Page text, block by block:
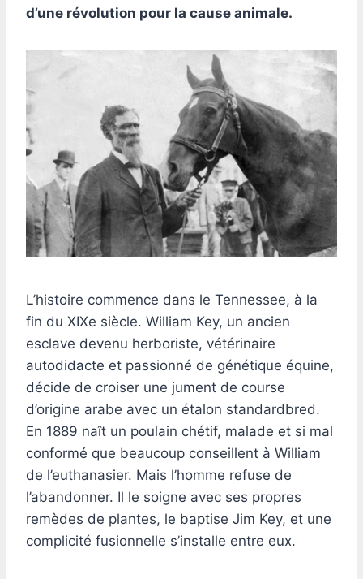
d’une révolution pour la cause animale.
L’histoire commence dans le Tennessee, à la
fin du XIXe siècle. William Key, un ancien
esclave devenu herboriste, vétérinaire
autodidacte et passionné de génétique équine,
décide de croiser une jument de course
d’origine arabe avec un étalon standardbred.
En 1889 naît un poulain chétif, malade et si mal
conformé que beaucoup conseillent à William
de l’euthanasier. Mais l’homme refuse de
l’abandonner. Il le soigne avec ses propres
remèdes de plantes, le baptise Jim Key, et une
complicité fusionnelle s’installe entre eux.